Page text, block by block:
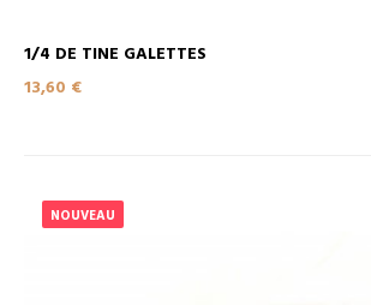
1/4 DE TINE GALETTES
Prix
13,60 €
NOUVEAU